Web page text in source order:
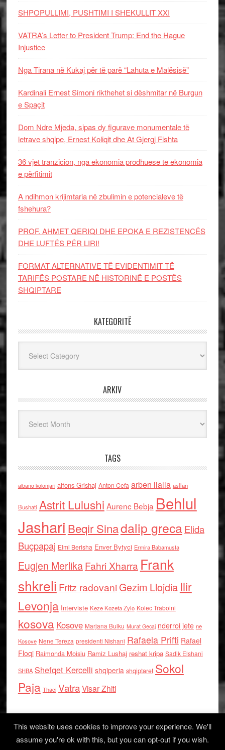
SHPOPULLIMI, PUSHTIMI I SHEKULLIT XXI
VATRA’s Letter to President Trump: End the Hague
Injustice
Nga Tirana në Kukaj për të parë “Lahuta e Malësisë”
Kardinali Ernest Simoni rikthehet si dëshmitar në Burgun
e Spaçit
Dom Ndre Mjeda, sipas dy figurave monumentale të
letrave shqipe, Ernest Koliqit dhe At Gjergj Fishta
36 vjet tranzicion, nga ekonomia prodhuese te ekonomia
e përfitimit
A ndihmon krijimtaria në zbulimin e potencialeve të
fshehura?
PROF. AHMET QERIQI DHE EPOKA E REZISTENCЁS
DHE LUFTЁS PЁR LIRI!
FORMAT ALTERNATIVE TË EVIDENTIMIT TË
TARIFËS POSTARE NË HISTORINË E POSTËS
SHQIPTARE
KATEGORITË
ARKIV
TAGS
albano kolonjari alfons Grishaj Anton Cefa arben llalla asllan
Bushati Astrit Lulushi Aurenc Bebja Behlul
Jashari Beqir Sinadalip grecaElida
Buçpapaj Elmi Berisha Enver Bytyci Ermira Babamusta
Eugjen MerlikaFahri Xharra Frank
shkreli Fritz radovaniGezim Llojdia Ilir
Levonja Interviste Keze Kozeta Zylo Kolec Traboini
kosova Kosove Marjana Bulku Murat Gecaj nderroi jete ne
Kosove Nene Tereza presidenti Nishani Rafaela Prifti Rafael
Floqi Raimonda Moisiu Ramiz Lushaj reshat kripa Sadik Elshani
SHBA Shefqet Kercelli shqiperia shqiptaret Sokol
Paja Thaci VatraVisar Zhiti
This website uses cookies to improve your experience. We'll
assume you're ok with this, but you can opt-out if you wish.